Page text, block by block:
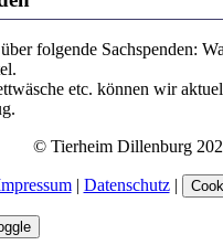
folgende Sachspenden:
etc. können wir
© Tierheim Dillenburg
| Datenschutz|